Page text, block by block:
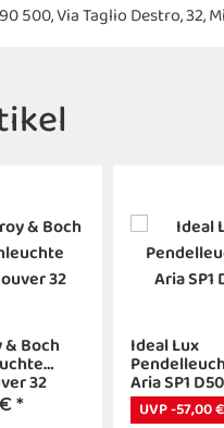
500, Via Taglio Destro,
Boch
32
*
Ideal Lux
Aria SP1 D50
UVP -57,00 €